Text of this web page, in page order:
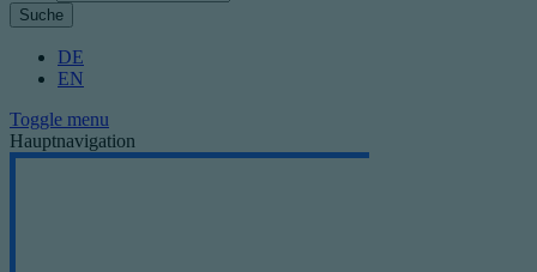
DE
EN
Toggle menu
Hauptnavigation